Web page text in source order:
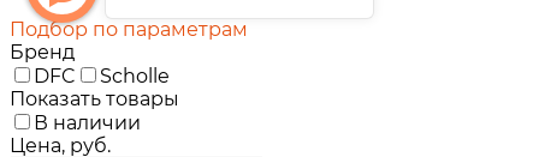
Подбор по параметрам
Бренд
DFC
Scholle
Показать товары
В наличии
Цена, руб.